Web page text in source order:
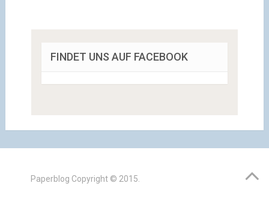
FINDET UNS AUF FACEBOOK
Paperblog Copyright © 2015.